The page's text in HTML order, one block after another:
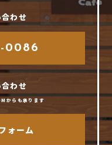
わせ
0086
わせ
らも承ります
ォーム